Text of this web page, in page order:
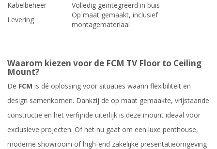
Kabelbeheer
Volledig geïntegreerd in buis
Levering
Op maat gemaakt, inclusief
montagemateriaal
Waarom kiezen voor de FCM TV Floor to Ceiling
Mount?
De FCM is dé oplossing voor situaties waarin flexibiliteit en
design samenkomen. Dankzij de op maat gemaakte, vrijstaande
constructie en het verfijnde uiterlijk is deze mount ideaal voor
exclusieve projecten. Of het nu gaat om een luxe penthouse,
moderne showroom of high-end zakelijke presentatieomgeving